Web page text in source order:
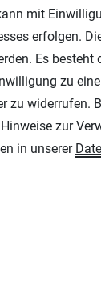
Datenschutz
Siebdruck und
und Modellbau
mit
erfolgen.
Es besteht
zu
zu widerrufen.
zur
in unserer